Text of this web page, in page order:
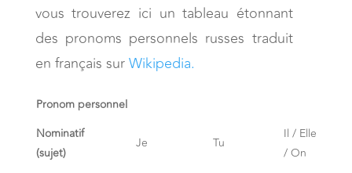
vous trouverez ici un tableau étonnant
des pronoms personnels russes traduit
en français surWikipedia.
Pronom personnel
Nominatif
(sujet)
Je Tu
Il / Elle
/ On